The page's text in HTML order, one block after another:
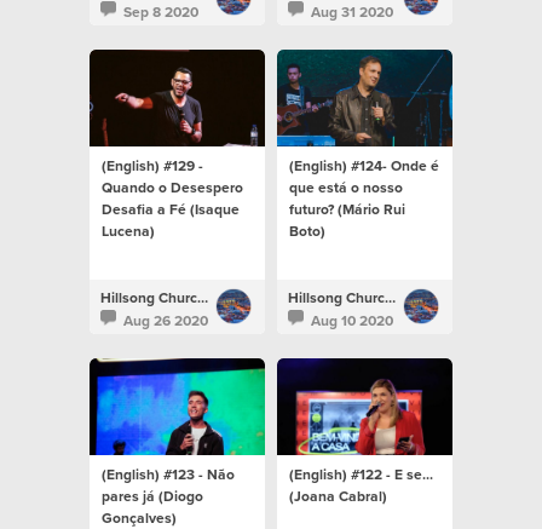
Sep 8 2020
Aug 31 2020
(English) #129 -
Quando o Desespero
Desafia a Fé (Isaque
Lucena)
Hillsong Church Portugal
Aug 26 2020
(English) #124- Onde é
que está o nosso
futuro? (Mário Rui
Boto)
Hillsong Church Portugal
Aug 10 2020
(English) #123 - Não
pares já (Diogo
Gonçalves)
(English) #122 - E se...
(Joana Cabral)